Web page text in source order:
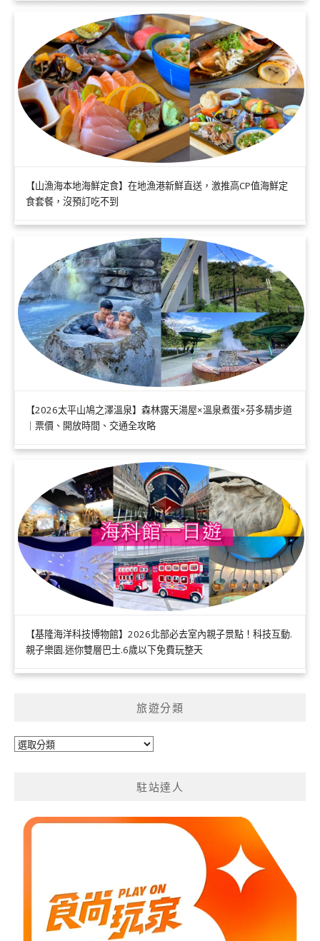
【山漁海本地海鮮定食】在地漁港新鮮直送，激推高CP值海鮮定
食套餐，沒預訂吃不到
【2026太平山鳩之澤溫泉】森林露天湯屋×溫泉煮蛋×芬多精步道
｜票價、開放時間、交通全攻略
【基隆海洋科技博物館】2026北部必去室內親子景點！科技互動.
親子樂園.迷你雙層巴士.6歲以下免費玩整天
旅遊分類
旅
駐站達人